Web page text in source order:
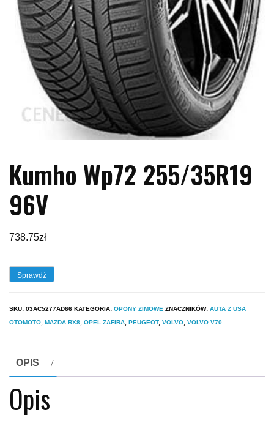
Kumho Wp72 255/35R19
96V
738.75zł
Sprawdź
SKU: 03AC5277AD66 KATEGORIA: OPONY ZIMOWE ZNACZNIKÓW: AUTA Z USA
OTOMOTO, MAZDA RX8, OPEL ZAFIRA, PEUGEOT, VOLVO, VOLVO V70
OPIS
Opis